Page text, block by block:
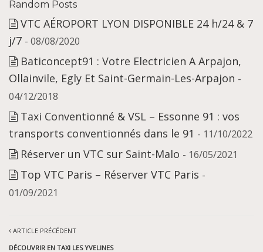
Random Posts
VTC AÉROPORT LYON DISPONIBLE 24 h/24 & 7
j/7 - 08/08/2020
Baticoncept91 : Votre Electricien A Arpajon,
Ollainvile, Egly Et Saint-Germain-Les-Arpajon -
04/12/2018
Taxi Conventionné & VSL – Essonne 91 : vos
transports conventionnés dans le 91 - 11/10/2022
Réserver un VTC sur Saint-Malo - 16/05/2021
Top VTC Paris – Réserver VTC Paris -
01/09/2021
ARTICLE PRÉCÉDENT
DÉCOUVRIR EN TAXI LES YVELINES